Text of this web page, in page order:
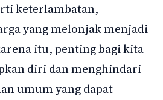
keterlambatan,
yang melonjak menjadi
itu, penting bagi kita
diri dan menghindari
umum yang dapat